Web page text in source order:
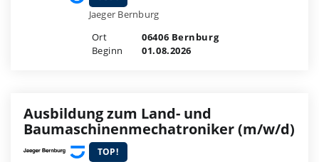
Jaeger Bernburg
Ort
06406 Bernburg
Beginn
01.08.2026
Ausbildung zum Land- und
Baumaschinenmechatroniker (m/w/d)
TOP!